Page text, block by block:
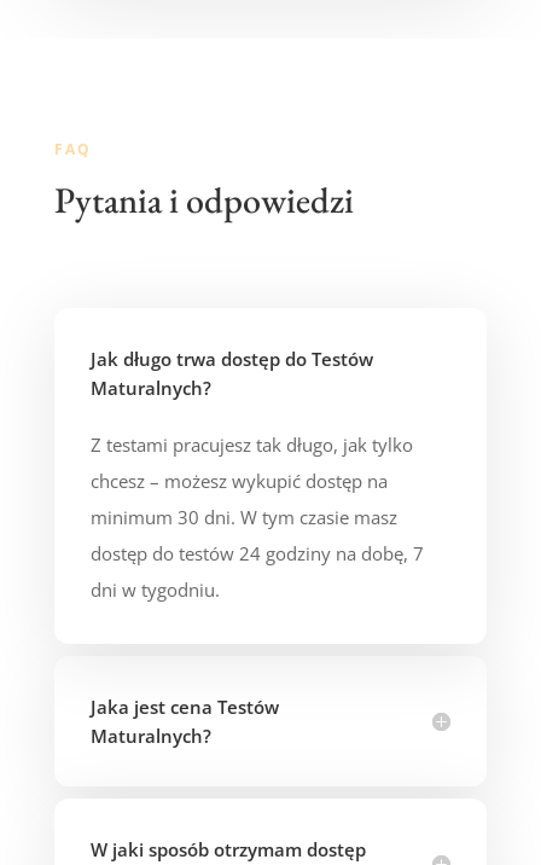
FAQ
Pytania i odpowiedzi
Jak długo trwa dostęp do Testów
Maturalnych?
Z testami pracujesz tak długo, jak tylko
chcesz – możesz wykupić dostęp na
minimum 30 dni. W tym czasie masz
dostęp do testów 24 godziny na dobę, 7
dni w tygodniu.
Jaka jest cena Testów
Maturalnych?
W jaki sposób otrzymam dostęp